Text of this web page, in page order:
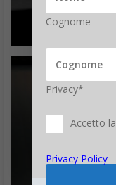
Cognome
Privacy*
Accetto la
Privacy Policy